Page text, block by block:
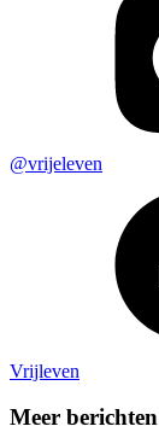
@vrijeleven
Vrijleven
Meer berichten